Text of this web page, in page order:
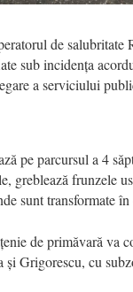
de
sub incidența
a serviciului
pe parcursul a 4
greblează frunzele
sunt transformate
de primăvară va
Grigorescu, cu